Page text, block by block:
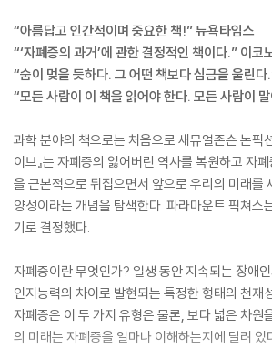
“아름답고 인간적이며 중요한 책!” 뉴욕타임스
“‘자폐증의 과거’에 관한 결정적인 책이다.” 이코
“숨이 멎을 듯하다. 그 어떤 책보다 심금을 울린다
“모든 사람이 이 책을 읽어야 한다. 모든 사람이
과학 분야의 책으로는 처음으로 새뮤얼존슨 논픽
이브』는 자폐증의 잃어버린 역사를 복원하고 자
을 근본적으로 뒤집으면서 앞으로 우리의 미래를
양성이라는 개념을 탐색한다. 파라마운트 픽쳐스
기로 결정했다.
자폐증이란 무엇인가? 일생 동안 지속되는 장애
인지능력의 차이로 발현되는 특정한 형태의 천재
자폐증은 이 두 가지 유형은 물론, 보다 넓은 차원
의 미래는 자폐증을 얼마나 이해하는지에 달려 있